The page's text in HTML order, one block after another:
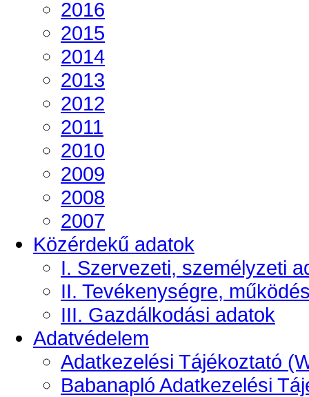
2016
2015
2014
2013
2012
2011
2010
2009
2008
2007
Közérdekű adatok
I. Szervezeti, személyzeti
II. Tevékenységre,
III. Gazdálkodási adatok
Adatvédelem
Adatkezelési Tájékoztató
Babanapló Adatkezelési